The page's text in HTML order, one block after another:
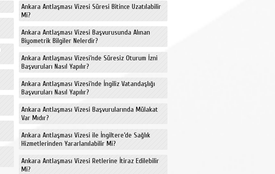
Ankara Antlaşması Vizesi Süresi Bitince Uzatılabilir
Mi?
Ankara Antlaşması Vizesi Başvurusunda Alınan
Biyometrik Bilgiler Nelerdir?
Ankara Antlaşması Vizesi’nde Süresiz Oturum İzni
Başvuruları Nasıl Yapılır?
Ankara Antlaşması Vizesi’nde İngiliz Vatandaşlığı
Başvuruları Nasıl Yapılır?
Ankara Antlaşması Vizesi Başvurularında Mülakat
Var Mıdır?
Ankara Antlaşması Vizesi ile İngiltere’de Sağlık
Hizmetlerinden Yararlanılabilir Mi?
Ankara Antlaşması Vizesi Retlerine İtiraz Edilebilir
Mi?